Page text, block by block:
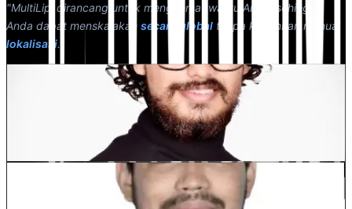
"MultiLipi dirancang untuk menghemat waktu Anda, sehingga
Anda dapat menskalakan secara global tanpa kerumitan manual
lokalisasi."
Co-Founder @MultiLipi